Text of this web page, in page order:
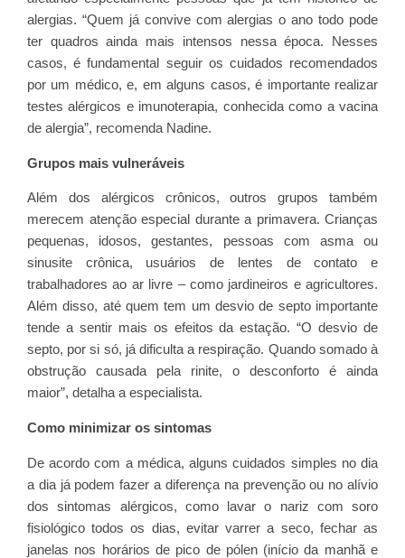
alergias. “Quem já convive com alergias o ano todo pode
ter quadros ainda mais intensos nessa época. Nesses
casos, é fundamental seguir os cuidados recomendados
por um médico, e, em alguns casos, é importante realizar
testes alérgicos e imunoterapia, conhecida como a vacina
de alergia”, recomenda Nadine.
Grupos mais vulneráveis
Além dos alérgicos crônicos, outros grupos também
merecem atenção especial durante a primavera. Crianças
pequenas, idosos, gestantes, pessoas com asma ou
sinusite crônica, usuários de lentes de contato e
trabalhadores ao ar livre – como jardineiros e agricultores.
Além disso, até quem tem um desvio de septo importante
tende a sentir mais os efeitos da estação. “O desvio de
septo, por si só, já dificulta a respiração. Quando somado à
obstrução causada pela rinite, o desconforto é ainda
maior”, detalha a especialista.
Como minimizar os sintomas
De acordo com a médica, alguns cuidados simples no dia
a dia já podem fazer a diferença na prevenção ou no alívio
dos sintomas alérgicos, como lavar o nariz com soro
fisiológico todos os dias, evitar varrer a seco, fechar as
janelas nos horários de pico de pólen (início da manhã e